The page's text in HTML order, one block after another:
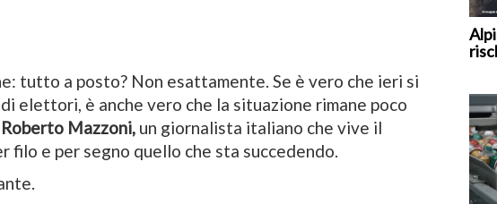
tutto a posto? Non esattamente. Se è vero che ieri si
elettori, è anche vero che la situazione rimane poco
Roberto Mazzoni, un giornalista italiano che vive il
filo e per segno quello che sta succedendo.